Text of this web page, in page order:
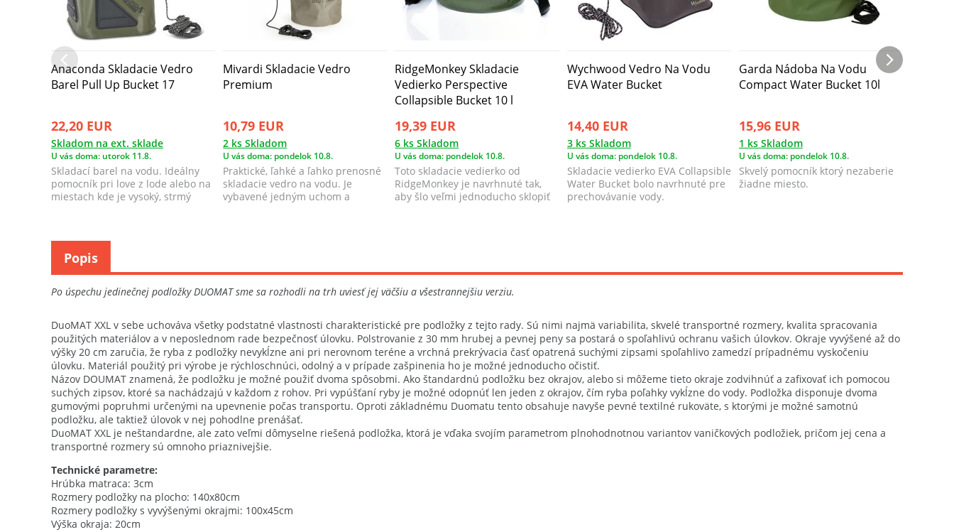
Anaconda Skladacie Vedro
Barel Pull Up Bucket 17
22,20 EUR
Skladom na ext. sklade
U vás doma: utorok 11.8.
Skladací barel na vodu. Ideálny
pomocník pri love z lode alebo na
miestach kde je vysoký, strmý
Mivardi Skladacie Vedro
Premium
10,79 EUR
2 ks Skladom
U vás doma: pondelok 10.8.
Praktické, ľahké a ľahko prenosné
skladacie vedro na vodu. Je
vybavené jedným uchom a
RidgeMonkey Skladacie
Vedierko Perspective
Collapsible Bucket 10 l
19,39 EUR
6 ks Skladom
U vás doma: pondelok 10.8.
Toto skladacie vedierko od
RidgeMonkey je navrhnuté tak,
aby šlo veľmi jednoducho sklopiť
Wychwood Vedro Na Vodu
EVA Water Bucket
14,40 EUR
3 ks Skladom
U vás doma: pondelok 10.8.
Skladacie vedierko EVA Collapsible
Water Bucket bolo navrhnuté pre
prechovávanie vody.​
Garda Nádoba Na Vodu
Compact Water Bucket 10l
15,96 EUR
1 ks Skladom
U vás doma: pondelok 10.8.
Skvelý pomocník ktorý nezaberie
žiadne miesto.​
Po úspechu jedinečnej podložky DUOMAT sme sa rozhodli na trh uviesť jej väčšiu a všestrannejšiu verziu.
DuoMAT XXL v sebe uchováva všetky podstatné vlastnosti charakteristické pre podložky z tejto rady. Sú nimi najmä variabilita, skvelé transportné rozmery, kvalita spracovania
použitých materiálov a v neposlednom rade bezpečnosť úlovku. Polstrovanie z 30 mm hrubej a pevnej peny sa postará o spoľahlivú ochranu vašich úlovkov. Okraje vyvýšené až do
výšky 20 cm zaručia, že ryba z podložky nevykĺzne ani pri nerovnom teréne a vrchná prekrývacia časť opatrená suchými zipsami spoľahlivo zamedzí prípadnému vyskočeniu
úlovku. Materiál použitý pri výrobe je rýchloschnúci, odolný a v prípade zašpinenia ho je možné jednoducho očistiť.
Názov DOUMAT znamená, že podložku je možné použiť dvoma spôsobmi. Ako štandardnú podložku bez okrajov, alebo si môžeme tieto okraje zodvihnúť a zafixovať ich pomocou
suchých zipsov, ktoré sa nachádzajú v každom z rohov. Pri vypúšťaní ryby je možné odopnúť len jeden z okrajov, čím ryba poľahky vykĺzne do vody. Podložka disponuje dvoma
gumovými popruhmi určenými na upevnenie počas transportu. Oproti základnému Duomatu tento obsahuje navyše pevné textilné rukoväte, s ktorými je možné samotnú
podložku, ale taktiež úlovok v nej pohodlne prenášať.
DuoMAT XXL je neštandardne, ale zato veľmi dômyselne riešená podložka, ktorá je vďaka svojím parametrom plnohodnotnou variantov vaničkových podložiek, pričom jej cena a
transportné rozmery sú omnoho priaznivejšie.
Technické parametre:
Hrúbka matraca: 3cm
Rozmery podložky na plocho: 140x80cm
Rozmery podložky s vyvýšenými okrajmi: 100x45cm
Výška okraja: 20cm
Popis